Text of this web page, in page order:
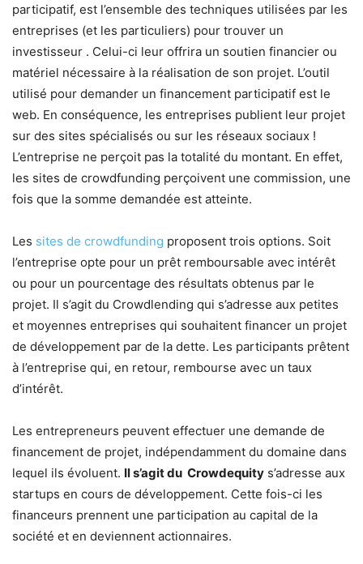
participatif, est l’ensemble des techniques utilisées par les
entreprises (et les particuliers) pour trouver un
investisseur . Celui-ci leur offrira un soutien financier ou
matériel nécessaire à la réalisation de son projet. L’outil
utilisé pour demander un financement participatif est le
web. En conséquence, les entreprises publient leur projet
sur des sites spécialisés ou sur les réseaux sociaux !
L’entreprise ne perçoit pas la totalité du montant. En effet,
les sites de crowdfunding perçoivent une commission, une
fois que la somme demandée est atteinte.
Les sites de crowdfunding proposent trois options. Soit
l’entreprise opte pour un prêt remboursable avec intérêt
ou pour un pourcentage des résultats obtenus par le
projet. Il s’agit du Crowdlending qui s’adresse aux petites
et moyennes entreprises qui souhaitent financer un projet
de développement par de la dette. Les participants prêtent
à l’entreprise qui, en retour, rembourse avec un taux
d’intérêt.
Les entrepreneurs peuvent effectuer une demande de
financement de projet, indépendamment du domaine dans
lequel ils évoluent. Il s’agit du Crowdequity s’adresse aux
startups en cours de développement. Cette fois-ci les
financeurs prennent une participation au capital de la
société et en deviennent actionnaires.